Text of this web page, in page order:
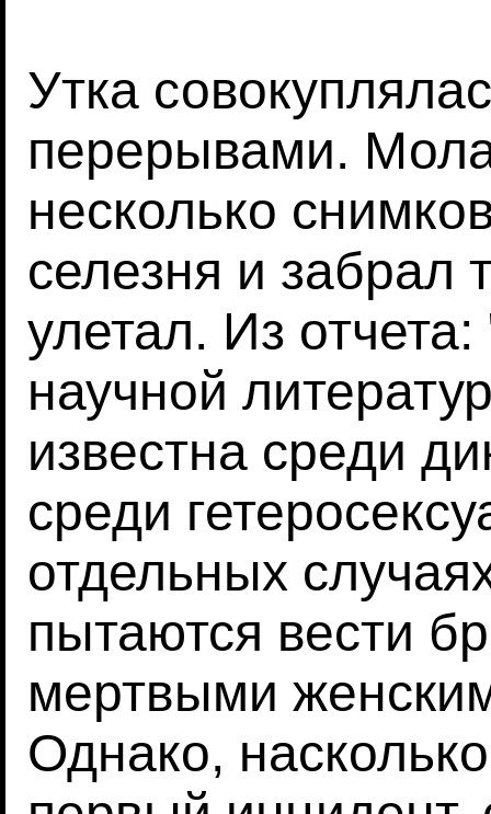
Утка
перерывами.
несколько
селезня и забрал
улетал. Из
научной
известна среди
среди
отдельных
пытаются вести
мертвыми
Однако,